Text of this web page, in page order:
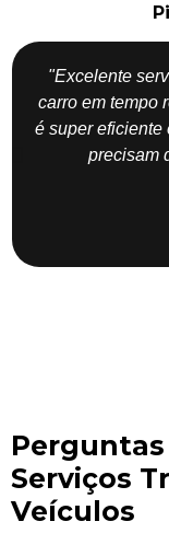
"Excelente
carro em tempo
é super eficiente
precisam
Serviços
Veículos